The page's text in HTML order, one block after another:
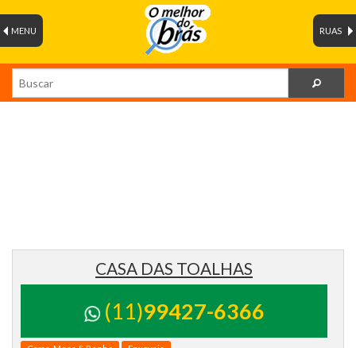
RUAS
MENU
CASA DAS TOALHAS
(11)99427-6366